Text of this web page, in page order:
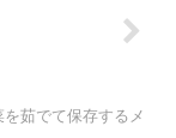
を茹でて保存するメ